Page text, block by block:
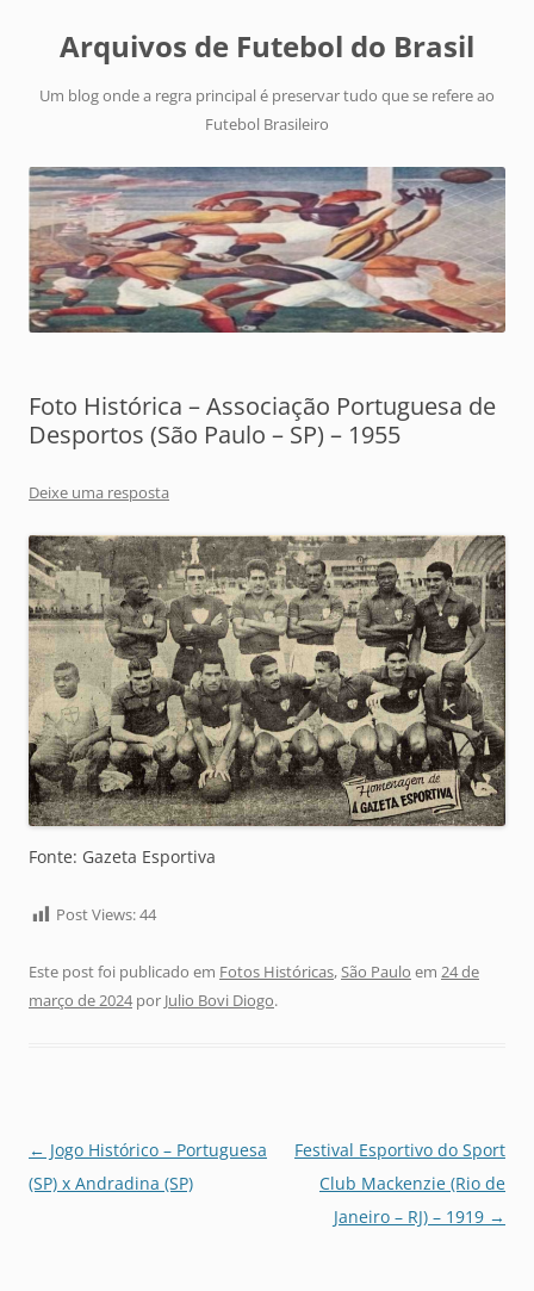
Arquivos de Futebol do Brasil
Um blog onde a regra principal é preservar tudo que se refere ao
Futebol Brasileiro
Foto Histórica – Associação Portuguesa de
Desportos (São Paulo – SP) – 1955
Deixe uma resposta
Fonte: Gazeta Esportiva
Post Views:44
Este post foi publicado em Fotos Históricas,São Paulo em 24 de
março de 2024por Julio Bovi Diogo.
Navegação
de
← Jogo Histórico – Portuguesa
(SP) x Andradina (SP)
Festival Esportivo do Sport
Club Mackenzie (Rio de
Janeiro – RJ) – 1919 →